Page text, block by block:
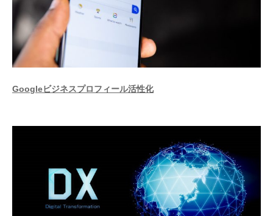
Googleビジネスプロフィール活性化